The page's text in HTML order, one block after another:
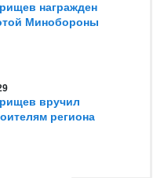
награжден
Минобороны
вручил
региона